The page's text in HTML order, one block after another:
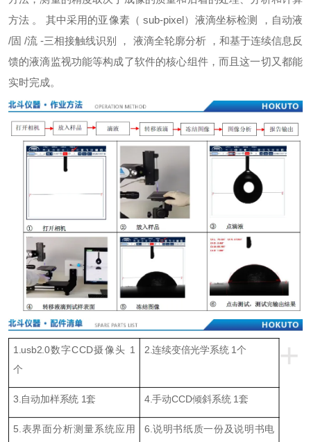
方法 。 其中采用的亚像素（ sub-pixel）液滴坐标检测 ，自动液
/固 /流 -三相接触线识别 ， 液滴全轮廓分析 ，和基于连续信息反
馈的液滴监视功能等构成了软件的核心组件，而且这一切又都能
实时完成。
+
1.usb2.0数字CCD摄像头 1
个
2.连续变倍光学系统 1个
3. 自动加样系统 1套 4.手动CCD倾斜系统1套
5. 表界面分析测量系统应用
6.说明书纸质一份及说明书电